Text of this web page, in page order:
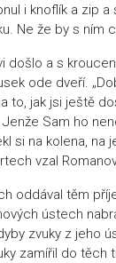
i knoflík a zip
Ne že by s ním
došlo a s
ode dveří.
to, jak jsi ještě
Sam ho
si na kolena,
vzal
oddával těm
ústech
zvuky z jeho
zamířil do těch